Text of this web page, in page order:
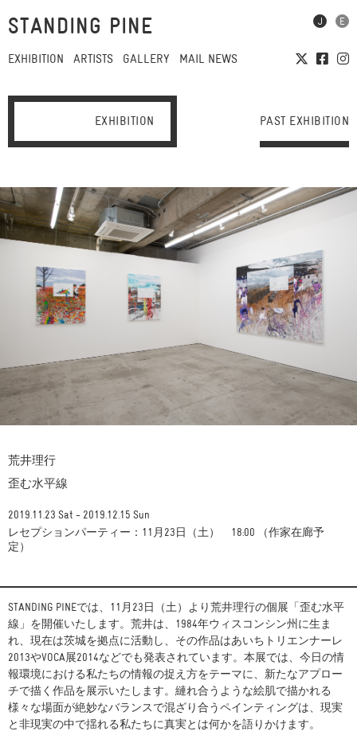
STANDING PINE
EXHIBITION ARTISTS GALLERY MAIL NEWS
EXHIBITION PAST EXHIBITION
荒井理行
歪む水平線
2019.11.23 Sat - 2019.12.15 Sun
レセプションパーティー：11月23日（土） 18:00 （作家在廊予
定）
STANDING PINEでは、11月23日（土）より荒井理行の個展「歪む水平
線」を開催いたします。荒井は、1984年ウィスコンシン州に生ま
れ、現在は茨城を拠点に活動し、その作品はあいちトリエンナーレ
2013やVOCA展2014などでも発表されています。本展では、今日の情
報環境における私たちの情報の捉え方をテーマに、新たなアプロー
チで描く作品を展示いたします。縺れ合うような絵肌で描かれる
様々な場面が絶妙なバランスで混ざり合うペインティングは、現実
と非現実の中で揺れる私たちに真実とは何かを語りかけます。